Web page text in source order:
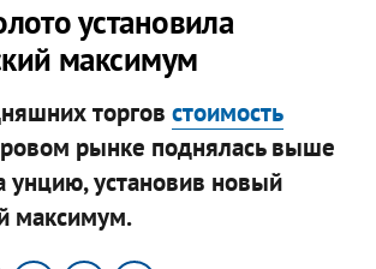
установила
максимум
торгов стоимость
рынке поднялась выше
унцию, установив новый
максимум.